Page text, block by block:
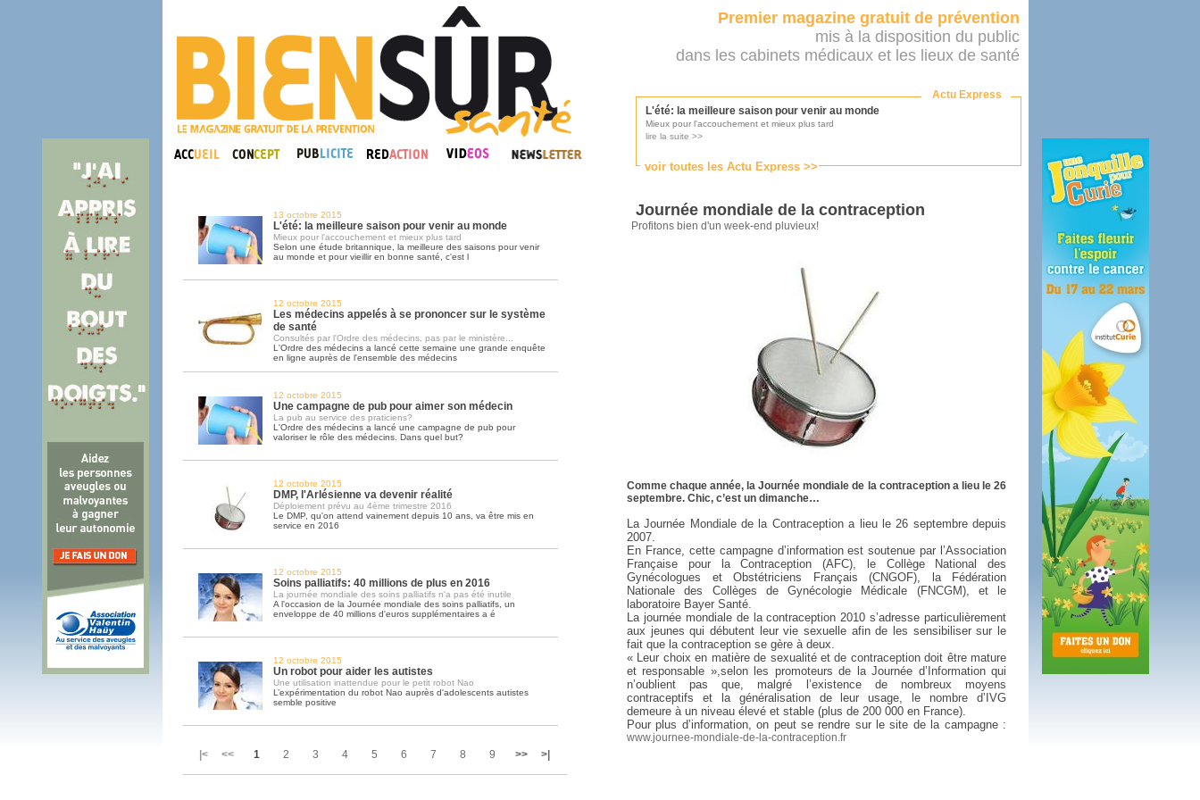
Premier magazine gratuit de prévention
mis à la disposition du public
dans les cabinets médicaux et les lieux de santé
Actu Express
voir toutes les Actu Express >>
L'été: la meilleure saison pour venir au monde
Mieux pour l'accouchement et mieux plus tard
lire la suite >>
Consultés par l'Ordre des médecins, pas par le ministère...
lire la suite >>
Une campagne de pub pour aimer son médecin
DMP, l'Arlésienne va devenir réalité
Déploiement prévu au 4ème trimestre 2016
Soins palliatifs: 40 millions de plus en 2016
La journée mondiale des soins palliatifs n'a pas été inutile
13 octobre 2015
L'été: la meilleure saison pour venir au monde
Mieux pour l'accouchement et mieux plus tard
Selon une étude britannique, la meilleure des saisons pour venir
au monde et pour vieillir en bonne santé, c'est l
12 octobre 2015
Les médecins appelés à se prononcer sur le système
de santé
Consultés par l'Ordre des médecins, pas par le ministère...
L'Ordre des médecins a lancé cette semaine une grande enquête
en ligne auprès de l'ensemble des médecins
12 octobre 2015
Une campagne de pub pour aimer son médecin
La pub au service des praticiens?
L'Ordre des médecins a lancé une campagne de pub pour
valoriser le rôle des médecins. Dans quel but?
12 octobre 2015
DMP, l'Arlésienne va devenir réalité
Déploiement prévu au 4ème trimestre 2016
Le DMP, qu'on attend vainement depuis 10 ans, va être mis en
service en 2016
12 octobre 2015
Soins palliatifs: 40 millions de plus en 2016
La journée mondiale des soins palliatifs n'a pas été inutile
A l'occasion de la Journée mondiale des soins palliatifs, un
enveloppe de 40 millions d'euros supplémentaires a é
12 octobre 2015
Un robot pour aider les autistes
Une utilisation inattendue pour le petit robot Nao
L’expérimentation du robot Nao auprès d'adolescents autistes
semble positive
|< << 1 2 3 4 5 6 7 8 9 >> >|
Journée mondiale de la contraception
Profitons bien d'un week-end pluvieux!
Comme chaque année, la Journée mondiale de la contraception a lieu le 26
septembre. Chic, c’est un dimanche…
La Journée Mondiale de la Contraception a lieu le26 septembre depuis
2007.
En France, cette campagne d’information est soutenue par l’Association
Française pour la Contraception (AFC),
le Collège National des
Gynécologues et Obstétriciens Français (CNGOF),
la Fédération
Nationale des Collèges de Gynécologie Médicale (FNCGM), et le
laboratoire Bayer Santé.
La journée mondiale de la contraception 2010 s’adresse particulièrement
aux jeunes qui débutent leur vie sexuelle afin de les sensibiliser sur le
fait que la contraception se gère à deux.
« Leur choix en matière de sexualité et de contraception doit être mature
et responsable »,selon les promoteurs de la Journée d’Information qui
n’oublient pas que, malgré l’existence de nombreux moyens
contraceptifs et la généralisation de leur usage, le nombre d’IVG
demeure à un niveau élevé et stable (plus de 200 000 en France).
Pour plus d’information, on peut se rendre sur le site de la campagne :
www.journee-mondiale-de-la-contraception.fr